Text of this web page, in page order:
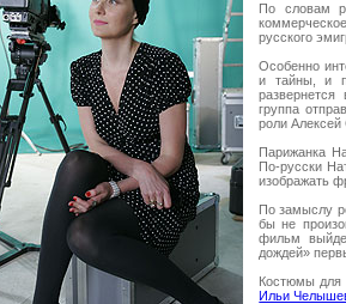
По словам
русского
Особенно
и тайны, и
группа
роли Алексей
Парижанка
По-русски
изображать
По замыслу
бы не
фильм
дождей»
Костюмы для
Ильи